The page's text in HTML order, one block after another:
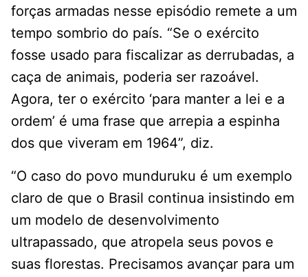
forças armadas nesse episódio remete a um
tempo sombrio do país. “Se o exército
fosse usado para fiscalizar as derrubadas, a
caça de animais, poderia ser razoável.
Agora, ter o exército ‘para manter a lei e a
ordem’ é uma frase que arrepia a espinha
dos que viveram em 1964”, diz.
“O caso do povo munduruku é um exemplo
claro de que o Brasil continua insistindo em
um modelo de desenvolvimento
ultrapassado, que atropela seus povos e
suas florestas. Precisamos avançar para um